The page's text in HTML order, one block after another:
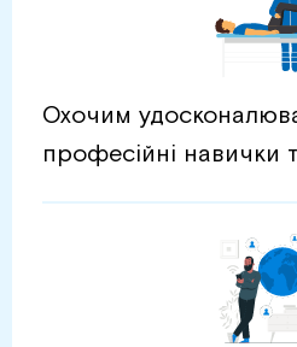
Охочим
професійні навички